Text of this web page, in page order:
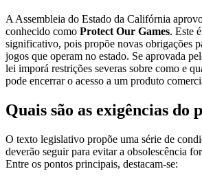
A Assembleia do Estado da Califórnia
conhecido como Protect Our Games. Este
significativo, pois propõe novas obrigações
jogos que operam no estado. Se aprovada
lei imporá restrições severas sobre como e
pode encerrar o acesso a um produto
Quais são as exigências do
O texto legislativo propõe uma série de
deverão seguir para evitar a obsolescência
Entre os pontos principais, destacam-se: